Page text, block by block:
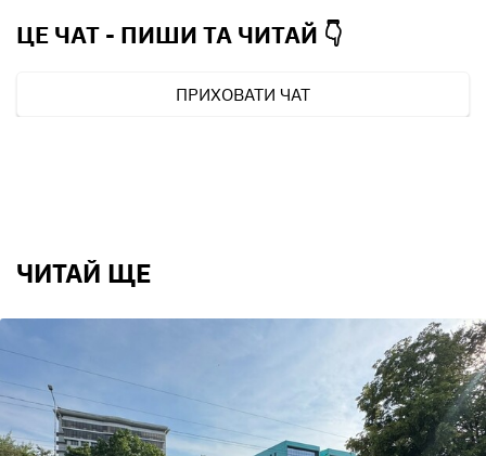
ЦЕ ЧАТ - ПИШИ ТА ЧИТАЙ 👇
ПРИХОВАТИ ЧАТ
ЧИТАЙ ЩЕ